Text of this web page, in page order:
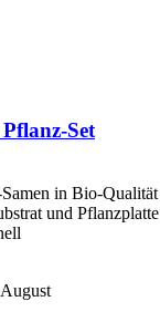
​Set
in Bio-Qualität
und Pflanzplatte